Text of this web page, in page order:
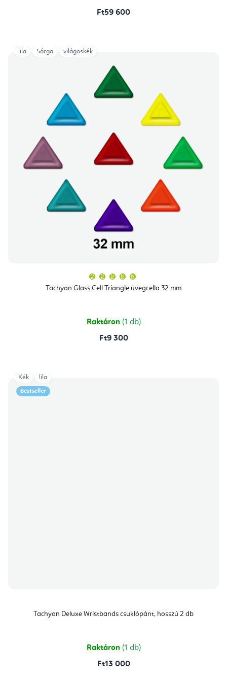
Ft59 600
Tachyon Glass Cell Triangle üvegcella 32 mm
átlagos
értékelése
csillag.
Raktáron (1 db)
Ft9 300
lila Sárga világoskék
Bestseller
Tachyon Deluxe Wristbands csuklópánt, hosszú 2 db
Raktáron (1 db)
Ft13 000
Kék lila